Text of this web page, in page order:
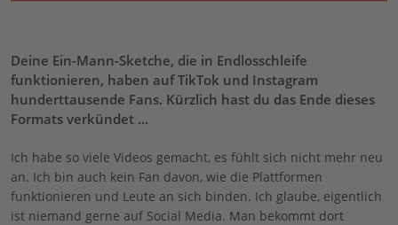
Deine Ein-Mann-Sketche, die in Endlosschleife
funktionieren, haben auf TikTok und Instagram
hunderttausende Fans. Kürzlich hast du das Ende dieses
Formats verkündet ...
Ich habe so viele Videos gemacht, es fühlt sich nicht mehr neu
an. Ich bin auch kein Fan davon, wie die Plattformen
funktionieren und Leute an sich binden. Ich glaube, eigentlich
ist niemand gerne auf Social Media. Man bekommt dort